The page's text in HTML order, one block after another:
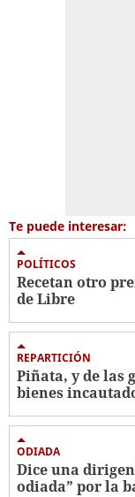
Te puede interesar:
POLÍTICOS
Recetan otro
de Libre
REPARTICIÓN
Piñata, y de las
bienes
ODIADA
Dice una
odiada” por la